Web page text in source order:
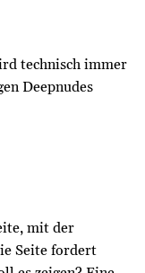
technisch immer
Deepnudes
mit der
Seite fordert